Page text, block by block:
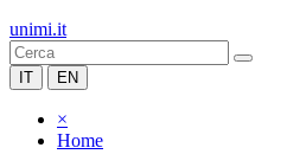
unimi.it
IT EN
×
Home